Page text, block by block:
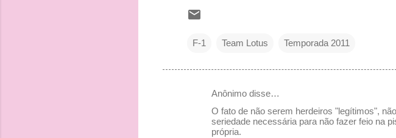
F-1 Team Lotus Temporada 2011
Anônimo disse…
O fato de não serem herdeiros "legítimos",
seriedade necessária para não fazer feio na
própria.